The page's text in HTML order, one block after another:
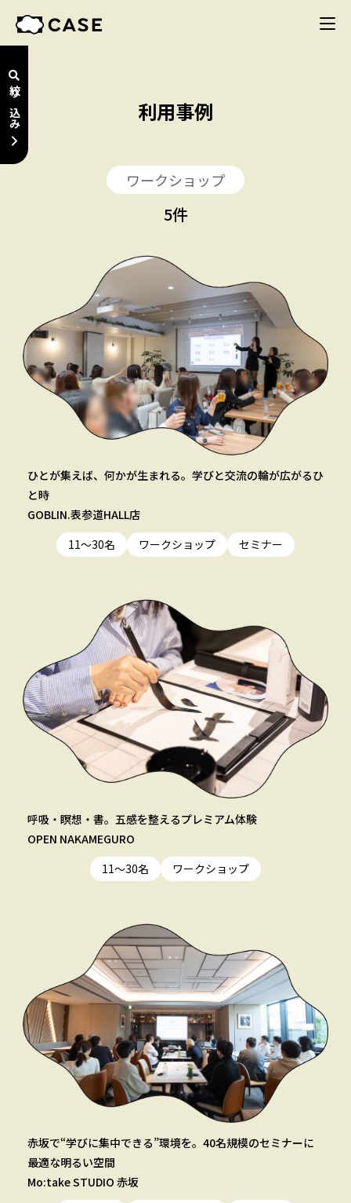
絞り込み 利用事例
ワークショップ
5件
ひとが集えば、何かが生まれる。学びと交流の輪が広がるひ
と時
GOBLIN.表参道HALL店
11〜30名
ワークショップ セミナー
呼吸・瞑想・書。五感を整えるプレミアム体験
OPEN NAKAMEGURO
11〜30名
ワークショップ
赤坂で“学びに集中できる”環境を。40名規模のセミナーに
最適な明るい空間
Mo:take STUDIO 赤坂